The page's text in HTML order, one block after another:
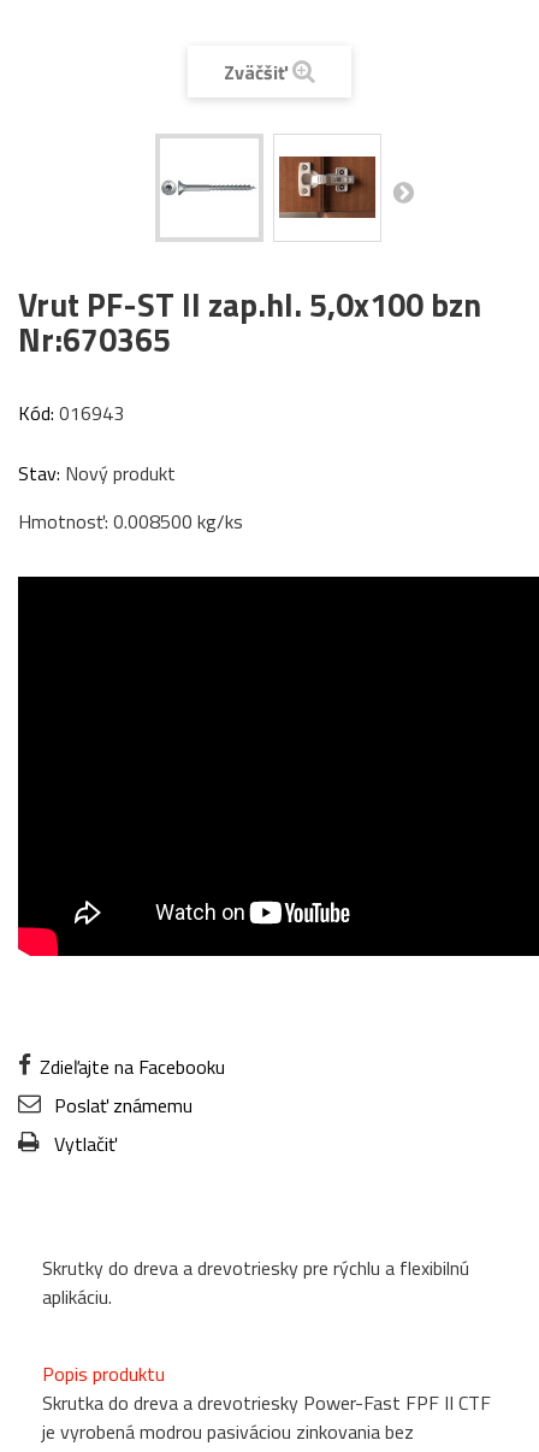
Zväčšiť
Vrut PF-ST II zap.hl. 5,0x100 bzn
Nr:670365
Kód: 016943
Stav: Nový produkt
Hmotnosť: 0.008500 kg/ks
Zdieľajte na Facebooku
Poslať známemu
Vytlačiť
Skrutky do dreva a drevotriesky pre rýchlu a flexibilnú
aplikáciu.
Popis produktu
Skrutka do dreva a drevotriesky Power-Fast FPF II CTF
je vyrobená modrou pasiváciou zinkovania bez